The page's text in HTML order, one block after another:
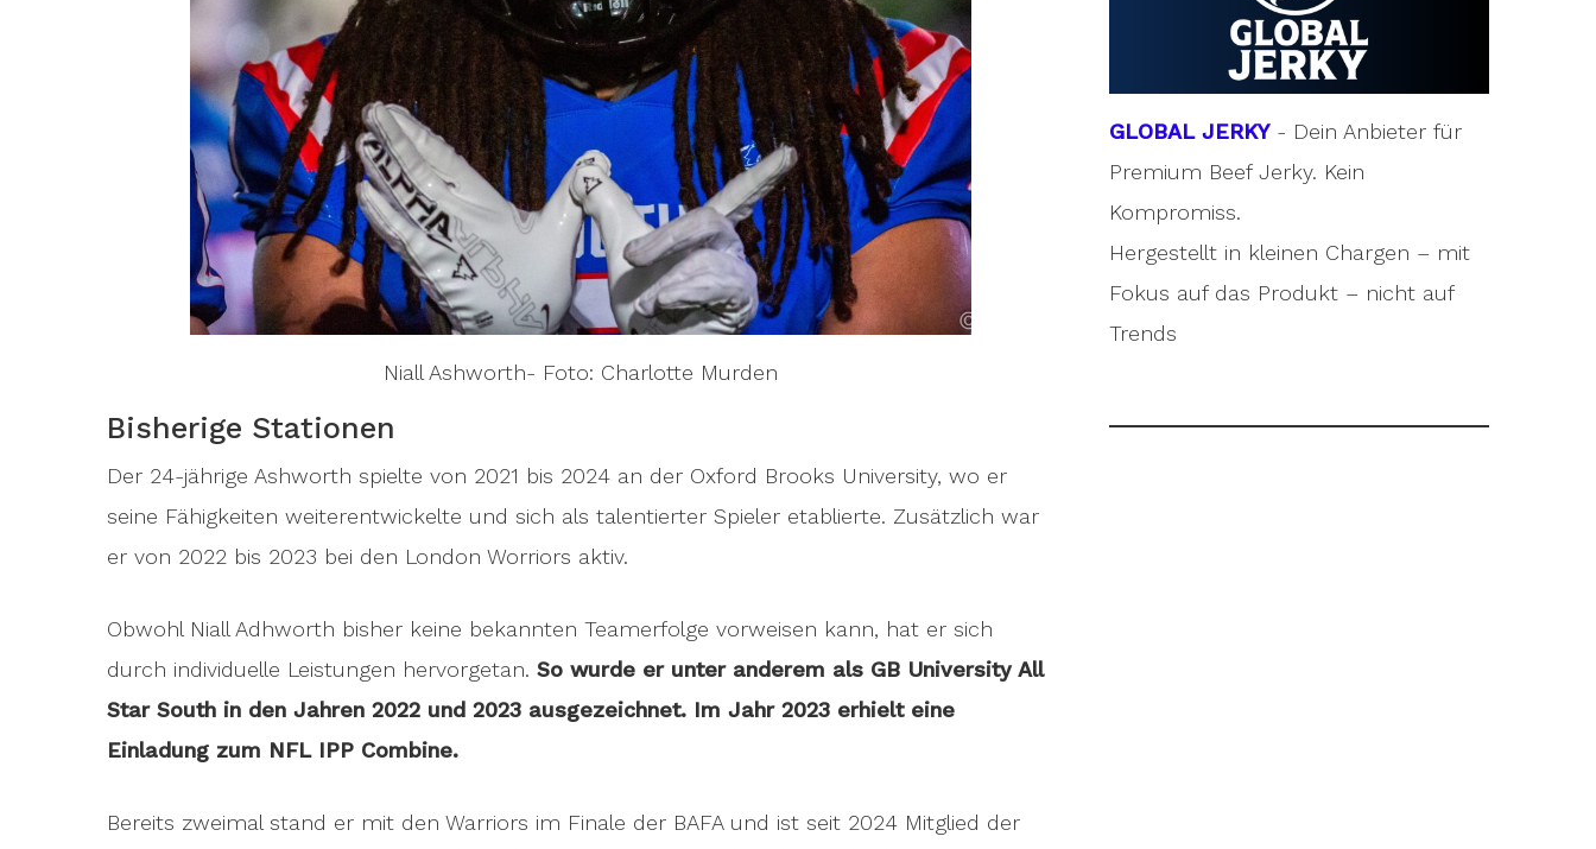
Niall Ashworth- Foto: Charlotte Murden
Bisherige Stationen
Der 24-jährige Ashworth spielte von 2021 bis 2024 an der Oxford Brooks University, wo er
seine Fähigkeiten weiterentwickelte und sich als talentierter Spieler etablierte. Zusätzlich war
er von 2022 bis 2023 bei den London Worriors aktiv.
Obwohl Niall Adhworth bisher keine bekannten Teamerfolge vorweisen kann, hat er sich
durch individuelle Leistungen hervorgetan. So wurde er unter anderem als GB University All
Star South in den Jahren 2022 und 2023 ausgezeichnet. Im Jahr 2023 erhielt eine
Einladung zum NFL IPP Combine.
Bereits zweimal stand er mit den Warriors im Finale der BAFA und ist seit 2024 Mitglied der
GLOBAL JERKY- Dein Anbieter für
Premium Beef Jerky. Kein
Kompromiss.
Hergestellt in kleinen Chargen – mit
Fokus auf das Produkt – nicht auf
Trends